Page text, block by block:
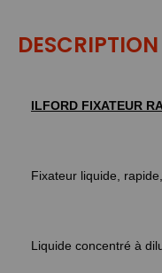
DESCRIPTION
ILFORD FIXATEUR
Fixateur liquide,
Liquide concentré à